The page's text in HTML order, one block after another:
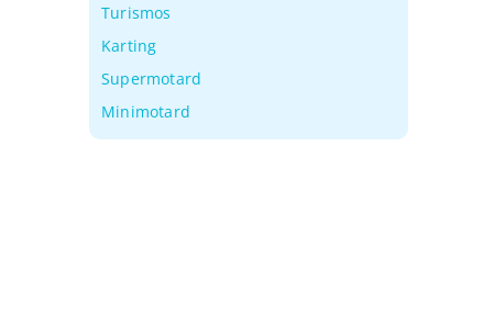
Turismos
Karting
Supermotard
Minimotard